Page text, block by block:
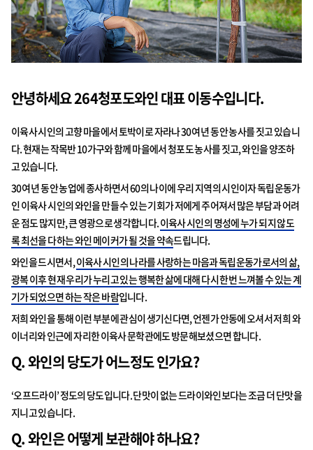
안녕하세요 264청포도와인 대표 이동수입니다.
이육사 시인의 고향 마을에서 토박이로 자라나 30여 년 동안 농사를 짓고 있습니
다. 현재는 작목반 10가구와 함께 마을에서 청포도 농사를 짓고, 와인을 양조하
고 있습니다.
30여 년 동안 농업에 종사하면서 60의 나이에 우리 지역의 시인이자 독립운동가
인 이육사 시인의 와인을 만들 수 있는 기회가 저에게 주어져서 많은 부담과 어려
운 점도 많지만, 큰 영광으로 생각합니다.이육사 시인의 명성에 누가 되지 않도
록 최선을 다하는 와인 메이커가 될 것을 약속드립니다.
와인을 드시면서,이육사 시인의 나라를 사랑하는 마음과 독립운동가로서의 삶,
광복 이후 현재 우리가 누리고 있는 행복한 삶에 대해 다시 한번 느껴볼 수 있는 계
기가 되었으면 하는 작은 바람입니다.
저희 와인을 통해 이런 부분에 관심이 생기신다면, 언젠가 안동에 오셔서 저희 와
이너리와 인근에 자리한 이육사 문학관에도 방문해보셨으면 합니다.
Q.와인의 당도가어느정도인가요?
‘오프드라이’ 정도의 당도입니다. 단맛이 없는 드라이와인보다는 조금 더 단맛을
지니고 있습니다.
Q. 와인은 어떻게 보관해야 하나요?